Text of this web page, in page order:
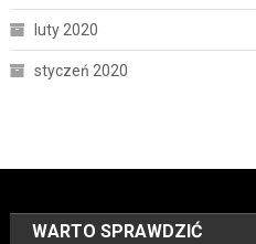
luty 2020
styczeń 2020
WARTO SPRAWDZIĆ